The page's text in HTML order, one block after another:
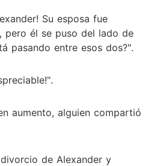
Su esposa fue
pero él se puso del lado de
pasando entre esos dos?".
aumento, alguien compartió
de Alexander y